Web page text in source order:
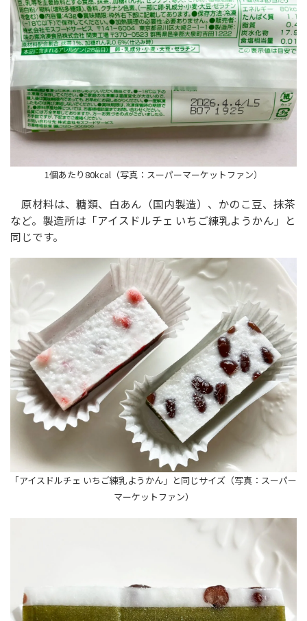
1個あたり80kcal（写真：スーパーマーケットファン）
原材料は、糖類、白あん（国内製造）、かのこ豆、抹茶
など。製造所は「アイスドルチェ いちご練乳ようかん」と
同じです。
「アイスドルチェ いちご練乳ようかん」と同じサイズ（写真：スーパー
マーケットファン）